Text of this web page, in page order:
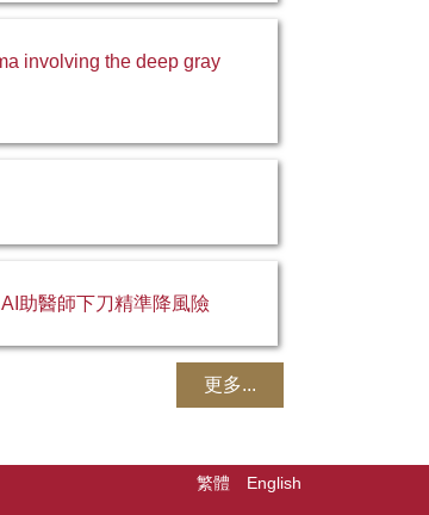
involving the deep gray
助醫師下刀精準降風險
更多...
繁體 English